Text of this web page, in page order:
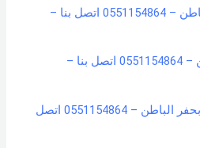
شركة تنظيف فرش بحفر الباطن – 0551154864 اتصل بنا –
شركة جلي بلاط بحفر الباطن – 0551154864 اتصل بنا –
شركة مكافحة النمل الابيض بحفر الباطن – 0551154864 اتصل